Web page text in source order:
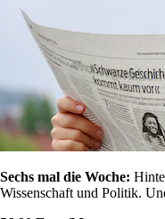
Sechs mal die Woche:
Wissenschaft und Politik.